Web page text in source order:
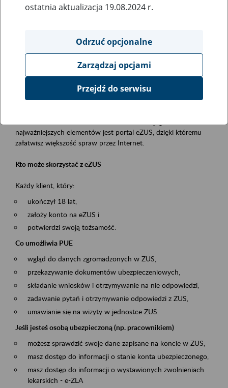
Szkolenia
obsługa klientów
Event description
Platforma Usług Elektronicznych ZUS eZUS
najważniejszych elementów jest portal eZUS, dzięki któremu
załatwisz większość spraw przez Internet.
Kto może skorzystać z eZUS
Każdy klient, który:
ukończył 18 lat,
założy konto na eZUS i
potwierdzi swoją tożsamość.
Co umożliwia PUE
wgląd do danych zgromadzonych w ZUS,
przekazywanie dokumentów ubezpieczeniowych,
składanie wniosków i otrzymywanie na nie odpowiedzi,
zadawanie pytań i otrzymywanie odpowiedzi z ZUS,
umawianie się na wizyty w jednostce ZUS.
Jeśli jesteś osobą ubezpieczoną (np. pracownikiem)
możesz sprawdzić swoje dane zapisane na koncie w ZUS,
masz dostęp do informacji o stanie konta ubezpieczonego,
masz dostęp do informacji o wystawionych zwolnieniach
lekarskich - e-ZLA
ostatnia aktualizacja 19.08.2024 r.
Odrzuć opcjonalne
Zarządzaj opcjami
Przejdź do serwisu